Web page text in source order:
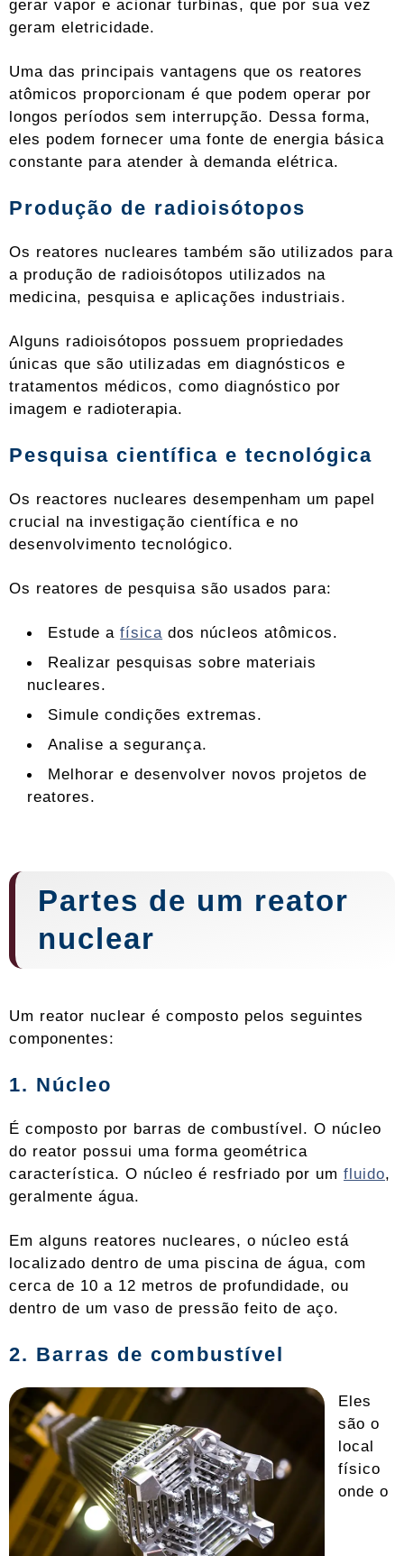
gerar vapor e acionar turbinas, que por sua vez
geram eletricidade.
Uma das principais vantagens que os reatores
atômicos proporcionam é que podem operar por
longos períodos sem interrupção. Dessa forma,
eles podem fornecer uma fonte de energia básica
constante para atender à demanda elétrica.
Produção de radioisótopos
Os reatores nucleares também são utilizados para
a produção de radioisótopos utilizados na
medicina, pesquisa e aplicações industriais.
Alguns radioisótopos possuem propriedades
únicas que são utilizadas em diagnósticos e
tratamentos médicos, como diagnóstico por
imagem e radioterapia.
Pesquisa científica e tecnológica
Os reactores nucleares desempenham um papel
crucial na investigação científica e no
desenvolvimento tecnológico.
Os reatores de pesquisa são usados ​​para:
Estude afísica dos núcleos atômicos.
Realizar pesquisas sobre materiais
nucleares.
Simule condições extremas.
Analise a segurança.
Melhorar e desenvolver novos projetos de
reatores.
Partes de um reator
nuclear
Um reator nuclear é composto pelos seguintes
componentes:
1. Núcleo
É composto por barras de combustível. O núcleo
do reator possui uma forma geométrica
característica. O núcleo é resfriado por um fluido,
geralmente água.
Em alguns reatores nucleares, o núcleo está
localizado dentro de uma piscina de água, com
cerca de 10 a 12 metros de profundidade, ou
dentro de um vaso de pressão feito de aço.
2. Barras de combustível
Eles
são o
local
físico
onde o